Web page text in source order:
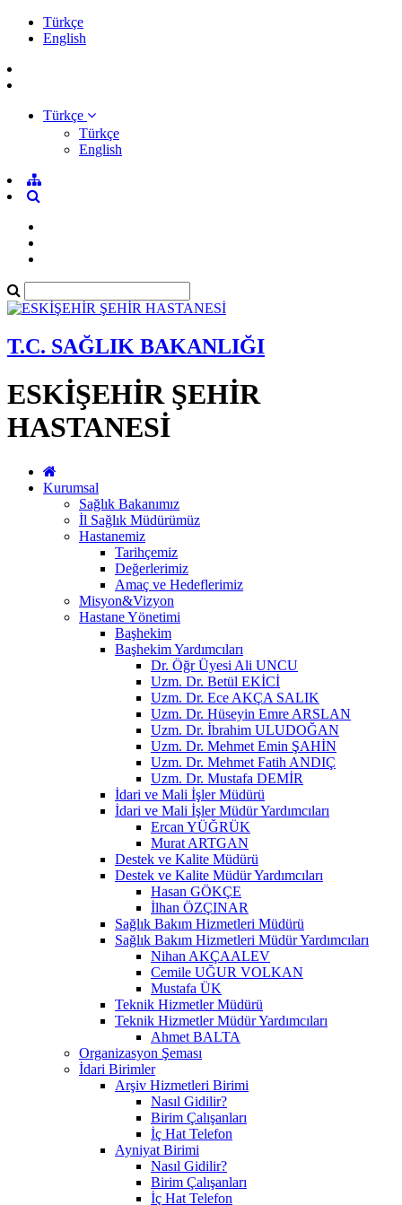
Türkçe
English
Türkçe
Türkçe
English
T.C. SAĞLIK BAKANLIĞI
ESKİŞEHİR ŞEHİR
HASTANESİ
Kurumsal
Sağlık Bakanımız
İl Sağlık Müdürümüz
Hastanemiz
Tarihçemiz
Değerlerimiz
Amaç ve Hedeflerimiz
Misyon&Vizyon
Hastane Yönetimi
Başhekim
Başhekim Yardımcıları
Dr. Öğr Üyesi Ali UNCU
Uzm. Dr. Betül EKİCİ
Uzm. Dr. Ece AKÇA SALIK
Uzm. Dr. Hüseyin Emre ARSLAN
Uzm. Dr. İbrahim ULUDOĞAN
Uzm. Dr. Mehmet Emin ŞAHİN
Uzm. Dr. Mehmet Fatih ANDIÇ
Uzm. Dr. Mustafa DEMİR
İdari ve Mali İşler Müdürü
İdari ve Mali İşler Müdür Yardımcıları
Ercan YÜĞRÜK
Murat ARTGAN
Destek ve Kalite Müdürü
Destek ve Kalite Müdür Yardımcıları
Hasan GÖKÇE
İlhan ÖZÇINAR
Sağlık Bakım Hizmetleri Müdürü
Sağlık Bakım Hizmetleri Müdür Yardımcıları
Nihan AKÇAALEV
Cemile UĞUR VOLKAN
Mustafa ÜK
Teknik Hizmetler Müdürü
Teknik Hizmetler Müdür Yardımcıları
Ahmet BALTA
Organizasyon Şeması
İdari Birimler
Arşiv Hizmetleri Birimi
Nasıl Gidilir?
Birim Çalışanları
İç Hat Telefon
Ayniyat Birimi
Nasıl Gidilir?
Birim Çalışanları
İç Hat Telefon